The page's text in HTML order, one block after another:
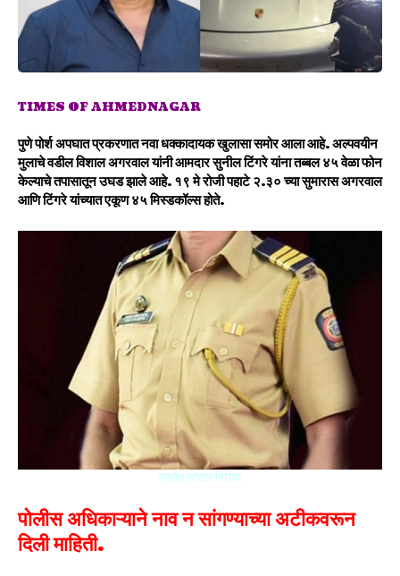
TIMES OF AHMEDNAGAR
पुणे पोर्श अपघात प्रकरणात नवा धक्कादायक खुलासा समोर आला आहे. अल्पवयीन
मुलाचे वडील विशाल अगरवाल यांनी आमदार सुनील टिंगरे यांना तब्बल ४५ वेळा फोन
केल्याचे तपासातून उघड झाले आहे. १९ मे रोजी पहाटे २.३० च्या सुमारास अगरवाल
आणि टिंगरे यांच्यात एकूण ४५ मिस्डकॉल्स होते.
स्त्रोत सोशल मिडिया
पोलीस अधिकाऱ्याने नाव न सांगण्याच्या अटीकवरून
दिली माहिती.